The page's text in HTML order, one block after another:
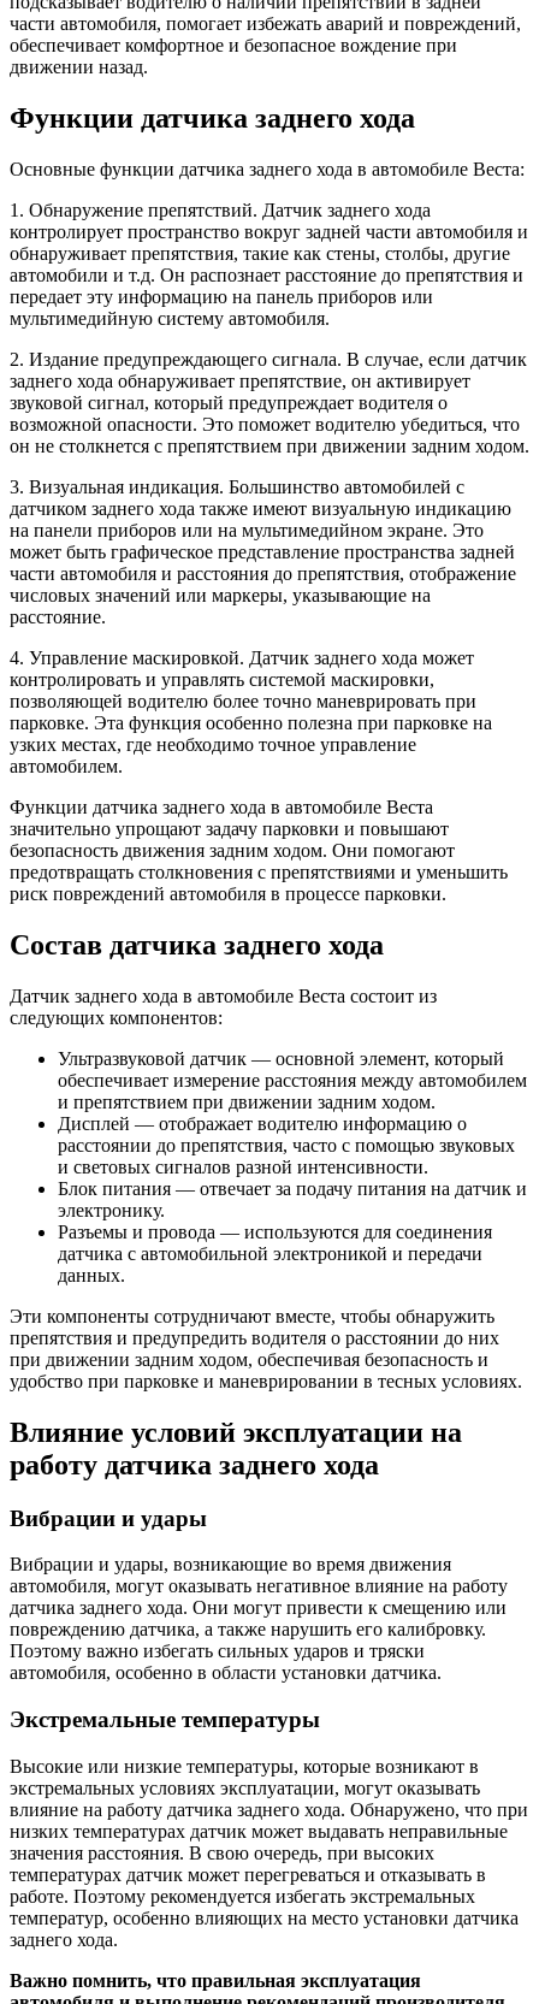
части автомобиля, помогает избежать аварий и повреждений,
обеспечивает комфортное и безопасное вождение при
движении назад.
Функции датчика заднего хода
Основные функции датчика заднего хода в автомобиле Веста:
1. Обнаружение препятствий. Датчик заднего хода
контролирует пространство вокруг задней части автомобиля и
обнаруживает препятствия, такие как стены, столбы, другие
автомобили и т.д. Он распознает расстояние до препятствия и
передает эту информацию на панель приборов или
мультимедийную систему автомобиля.
2. Издание предупреждающего сигнала. В случае, если датчик
заднего хода обнаруживает препятствие, он активирует
звуковой сигнал, который предупреждает водителя о
возможной опасности. Это поможет водителю убедиться, что
он не столкнется с препятствием при движении задним ходом.
3. Визуальная индикация. Большинство автомобилей с
датчиком заднего хода также имеют визуальную индикацию
на панели приборов или на мультимедийном экране. Это
может быть графическое представление пространства задней
части автомобиля и расстояния до препятствия, отображение
числовых значений или маркеры, указывающие на
расстояние.
4. Управление маскировкой. Датчик заднего хода может
контролировать и управлять системой маскировки,
позволяющей водителю более точно маневрировать при
парковке. Эта функция особенно полезна при парковке на
узких местах, где необходимо точное управление
автомобилем.
Функции датчика заднего хода в автомобиле Веста
значительно упрощают задачу парковки и повышают
безопасность движения задним ходом. Они помогают
предотвращать столкновения с препятствиями и уменьшить
риск повреждений автомобиля в процессе парковки.
Состав датчика заднего хода
Датчик заднего хода в автомобиле Веста состоит из
следующих компонентов:
Ультразвуковой датчик — основной элемент, который
обеспечивает измерение расстояния между автомобилем
и препятствием при движении задним ходом.
Дисплей — отображает водителю информацию о
расстоянии до препятствия, часто с помощью звуковых
и световых сигналов разной интенсивности.
Блок питания — отвечает за подачу питания на датчик и
электронику.
Разъемы и провода — используются для соединения
датчика с автомобильной электроникой и передачи
данных.
Эти компоненты сотрудничают вместе, чтобы обнаружить
препятствия и предупредить водителя о расстоянии до них
при движении задним ходом, обеспечивая безопасность и
удобство при парковке и маневрировании в тесных условиях.
Влияние условий эксплуатации на
работу датчика заднего хода
Вибрации и удары
Вибрации и удары, возникающие во время движения
автомобиля, могут оказывать негативное влияние на работу
датчика заднего хода. Они могут привести к смещению или
повреждению датчика, а также нарушить его калибровку.
Поэтому важно избегать сильных ударов и тряски
автомобиля, особенно в области установки датчика.
Экстремальные температуры
Высокие или низкие температуры, которые возникают в
экстремальных условиях эксплуатации, могут оказывать
влияние на работу датчика заднего хода. Обнаружено, что при
низких температурах датчик может выдавать неправильные
значения расстояния. В свою очередь, при высоких
температурах датчик может перегреваться и отказывать в
работе. Поэтому рекомендуется избегать экстремальных
температур, особенно влияющих на место установки датчика
заднего хода.
Важно помнить, что правильная эксплуатация